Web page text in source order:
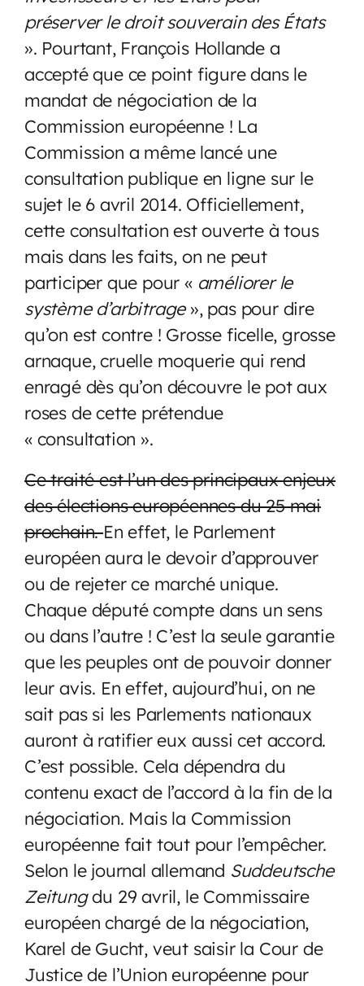
préserver le droit souverain des États
». Pourtant, François Hollande a
accepté que ce point figure dans le
mandat de négociation de la
Commission européenne ! La
Commission a même lancé une
consultation publique en ligne sur le
sujet le 6 avril 2014. Officiellement,
cette consultation est ouverte à tous
mais dans les faits, on ne peut
participer que pour « améliorer le
système d’arbitrage», pas pour dire
qu’on est contre ! Grosse ficelle, grosse
arnaque, cruelle moquerie qui rend
enragé dès qu’on découvre le pot aux
roses de cette prétendue
« consultation ».
Ce traité est l’un des principaux enjeux
des élections européennes du 25 mai
prochain.En effet, le Parlement
européen aura le devoir d’approuver
ou de rejeter ce marché unique.
Chaque député compte dans un sens
ou dans l’autre ! C’est la seule garantie
que les peuples ont de pouvoir donner
leur avis. En effet, aujourd’hui, on ne
sait pas si les Parlements nationaux
auront à ratifier eux aussi cet accord.
C’est possible. Cela dépendra du
contenu exact de l’accord à la fin de la
négociation. Mais la Commission
européenne fait tout pour l’empêcher.
Selon le journal allemand Suddeutsche
Zeitungdu 29 avril, le Commissaire
européen chargé de la négociation,
Karel de Gucht, veut saisir la Cour de
Justice de l’Union européenne pour